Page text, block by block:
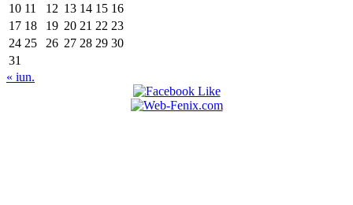
10 11 12 13 14 15 16
17 18 19 20 21 22 23
24 25 26 27 28 29 30
31
« iun.